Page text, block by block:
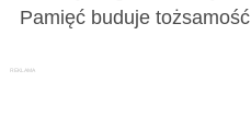
Pamięć buduje tożsamość